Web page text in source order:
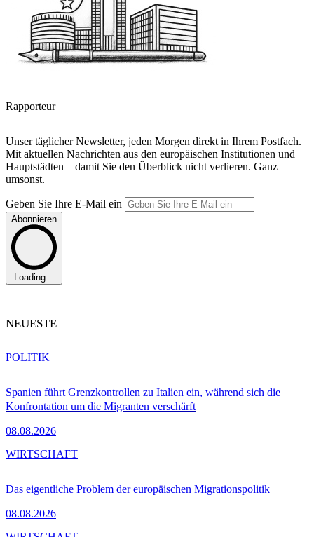
Rapporteur
Unser täglicher Newsletter, jeden Morgen direkt in Ihrem Postfach.
Mit aktuellen Nachrichten aus den europäischen Institutionen und
Hauptstädten – damit Sie den Überblick nicht verlieren. Ganz
umsonst.
Geben Sie Ihre E-Mail ein
Abonnieren
Loading...
NEUESTE
Spanien führt Grenzkontrollen zu Italien ein, während sich die
Konfrontation um die Migranten verschärft
08.08.2026
POLITIK
Das eigentliche Problem der europäischen Migrationspolitik
08.08.2026
WIRTSCHAFT